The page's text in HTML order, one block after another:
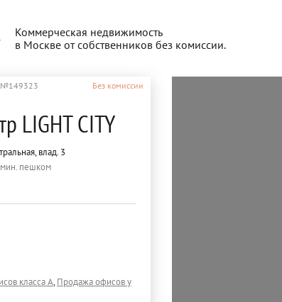
Коммерческая недвижимость
в Москве от собственников без комиссии.
№149323 Без комиссии
LIGHT CITY
влад. 3
пешком
класса A,Продажа офисов у